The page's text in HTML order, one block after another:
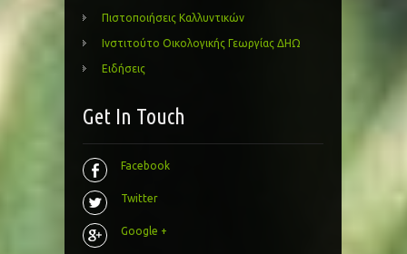
Πιστοποιήσεις Καλλυντικών
Ινστιτούτο Οικολογικής Γεωργίας ΔΗΩ
Ειδήσεις
Get In Touch
Facebook
Twitter
Google +